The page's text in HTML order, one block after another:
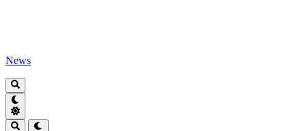
News